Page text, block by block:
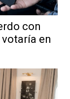
con
votaría en